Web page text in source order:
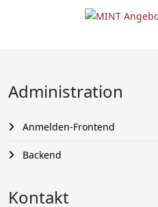
Administration
Anmelden-Frontend
Backend
Kontakt